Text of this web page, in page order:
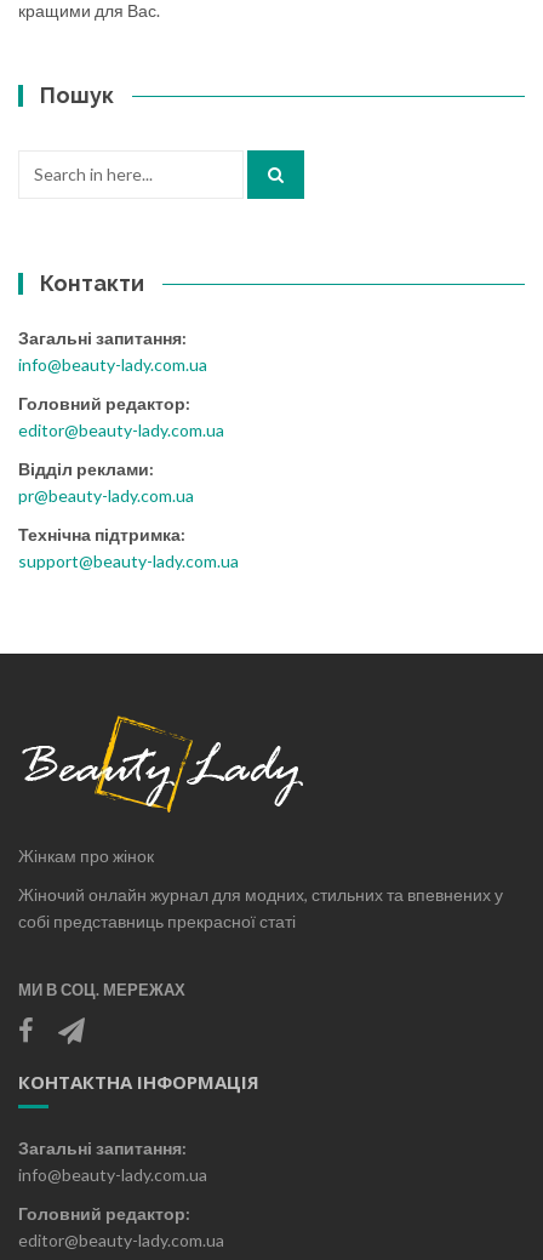
кращими для Вас.
Пошук
Контакти
Загальні запитання:
info@beauty-lady.com.ua
Головний редактор:
editor@beauty-lady.com.ua
Відділ реклами:
pr@beauty-lady.com.ua
Технічна підтримка:
support@beauty-lady.com.ua
Жінкам про жінок
Жіночий онлайн журнал для модних, стильних та впевнених у
собі представниць прекрасної статі
МИ В СОЦ. МЕРЕЖАХ
КОНТАКТНА ІНФОРМАЦІЯ
Загальні запитання:
info@beauty-lady.com.ua
Головний редактор:
editor@beauty-lady.com.ua